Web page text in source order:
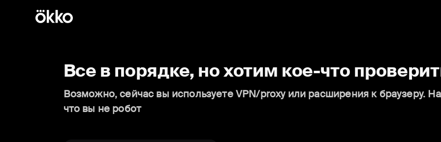
Все в порядке, но хотим кое-что
Возможно, сейчас вы используете VPN/proxy или расширения к браузеру.
что вы не робот